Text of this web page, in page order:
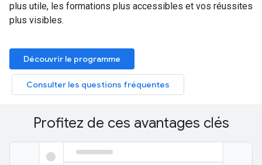
plus utile, les formations plus accessibles et vos réussites
plus visibles.
Découvrir le programme
Consulter les questions fréquentes
Profitez de ces avantages clés